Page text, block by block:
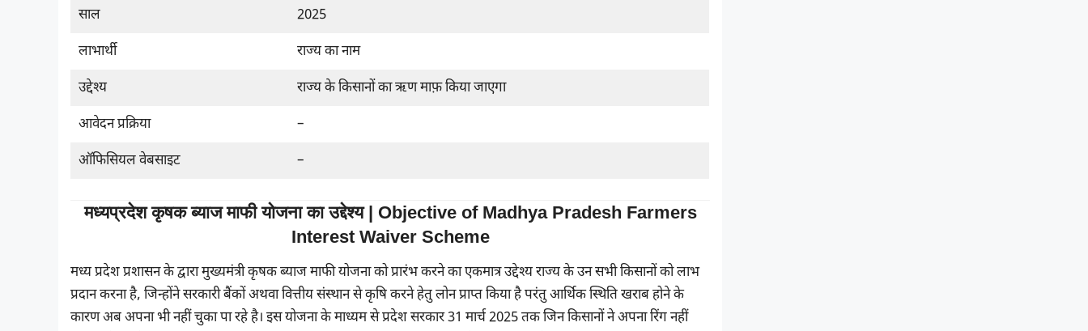
साल 2025
लाभार्थी राज्य का नाम
उद्देश्य राज्य के किसानों का ऋण माफ़ किया जाएगा
आवेदन प्रक्रिया –
ऑफिसियल वेबसाइट –
मध्यप्रदेश कृषक ब्याज माफी योजना का उद्देश्य | Objective of Madhya Pradesh Farmers
Interest Waiver Scheme
मध्य प्रदेश प्रशासन के द्वारा मुख्यमंत्री कृषक ब्याज माफी योजना को प्रारंभ करने का एकमात्र उद्देश्य राज्य के उन सभी किसानों को लाभ
प्रदान करना है, जिन्होंने सरकारी बैंकों अथवा वित्तीय संस्थान से कृषि करने हेतु लोन प्राप्त किया है परंतु आर्थिक स्थिति खराब होने के
कारण अब अपना भी नहीं चुका पा रहे है। इस योजना के माध्यम से प्रदेश सरकार 31 मार्च 2025 तक जिन किसानों ने अपना रिंग नहीं